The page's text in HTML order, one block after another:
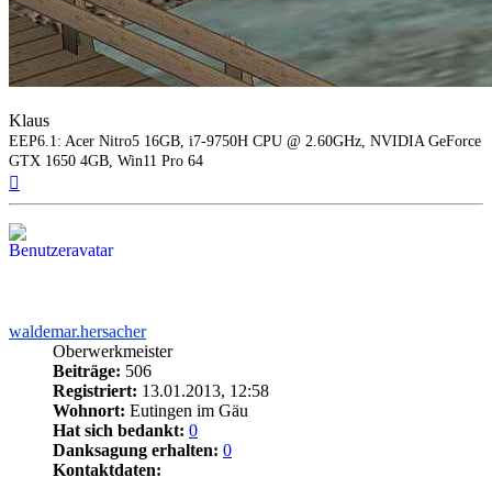
Klaus
EEP6.1: Acer Nitro5 16GB, i7-9750H CPU @ 2.60GHz, NVIDIA GeForce
GTX 1650 4GB, Win11 Pro 64
oben
waldemar.hersacher
Oberwerkmeister
Beiträge: 506
Registriert: 13.01.2013, 12:58
Wohnort: Eutingen im Gäu
Hat sich bedankt: 0
Danksagung erhalten: 0
Kontaktdaten: